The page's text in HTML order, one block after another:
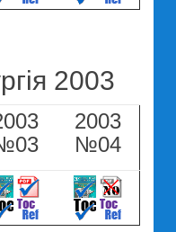
2003
2003
№04